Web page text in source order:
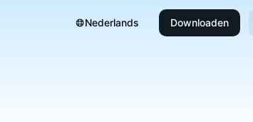
Nederlands Downloaden